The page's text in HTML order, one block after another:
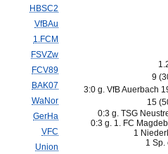
HBSC2
VfBAu
1.FCM
FSVZw
FCV89
BAK07
WaNor
GerHa
VFC
Union
9
3:0 g. VfB Auerbach
15
0:3 g. TSG
0:3 g. 1. FC
1
1 Sp.